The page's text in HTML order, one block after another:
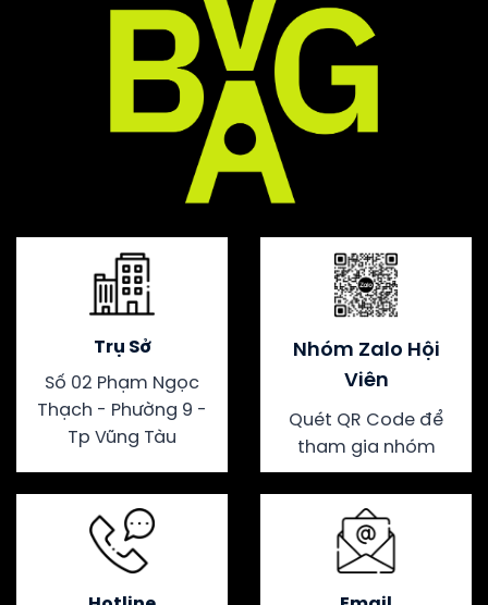
Trụ Sở
Số 02 Phạm Ngọc
Thạch - Phường 9 -
Tp Vũng Tàu
Nhóm Zalo Hội
Viên
Quét QR Code để
tham gia nhóm